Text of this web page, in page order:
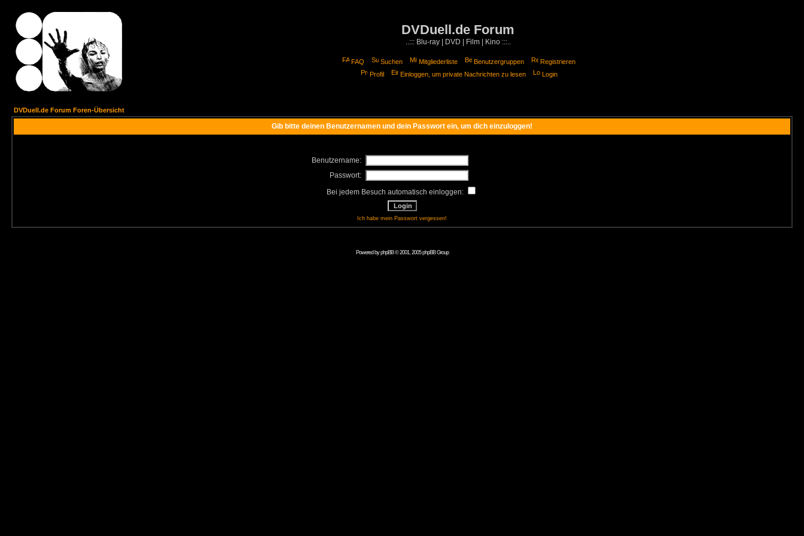
DVDuell.de Forum
..::: Blu-ray | DVD | Film | Kino :::..
FAQ Suchen Mitgliederliste Benutzergruppen
Registrieren
Profil
Einloggen, um private Nachrichten zu lesen Login
DVDuell.de Forum Foren-Übersicht
Gib bitte deinen Benutzernamen und dein Passwort ein, um dich einzuloggen!
Benutzername:
Passwort:
Bei jedem Besuch automatisch einloggen:
Ich habe mein Passwort vergessen!
Powered byphpBB© 2001, 2005 phpBB Group